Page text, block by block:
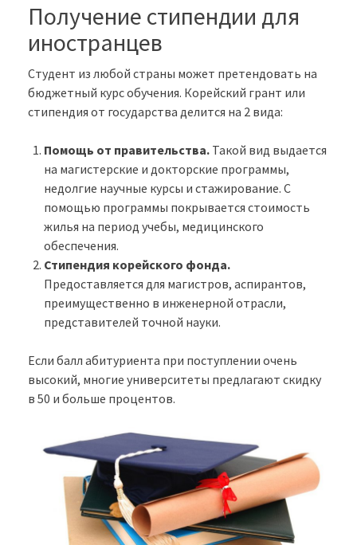
Получение стипендии для
иностранцев
Студент из любой страны может претендовать на
бюджетный курс обучения. Корейский грант или
стипендия от государства делится на 2 вида:
Помощь от правительства. Такой вид выдается
на магистерские и докторские программы,
недолгие научные курсы и стажирование. С
помощью программы покрывается стоимость
жилья на период учебы, медицинского
обеспечения.
Стипендия корейского фонда.
Предоставляется для магистров, аспирантов,
преимущественно в инженерной отрасли,
представителей точной науки.
Если балл абитуриента при поступлении очень
высокий, многие университеты предлагают скидку
в 50 и больше процентов.